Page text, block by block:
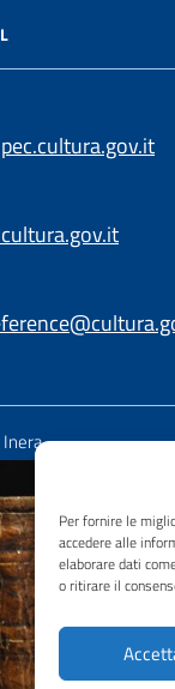
Per fornire le
accedere alle
elaborare dati
o ritirare il
Inera